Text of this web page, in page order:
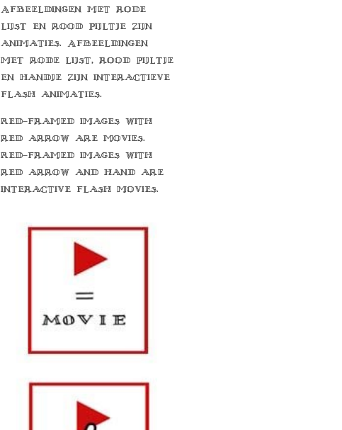
Afbeeldingen met rode
lijst en rood pijltje zijn
animaties. Afbeeldingen
met rode lijst, rood pijltje
en handje zijn interactieve
flash animaties.
Red-framed images with
red arrow are movies.
Red-framed images with
red arrow and hand are
interactive flash movies.